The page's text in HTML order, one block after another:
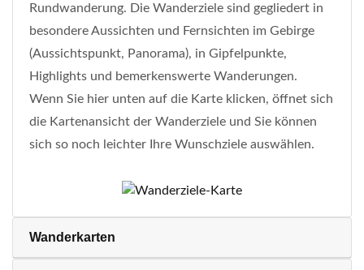
Rundwanderung. Die Wanderziele sind gegliedert in
besondere Aussichten und Fernsichten im Gebirge
(Aussichtspunkt, Panorama), in Gipfelpunkte,
Highlights und bemerkenswerte Wanderungen.
Wenn Sie hier unten auf die Karte klicken, öffnet sich
die Kartenansicht der Wanderziele und Sie können
sich so noch leichter Ihre Wunschziele auswählen.
Wanderkarten